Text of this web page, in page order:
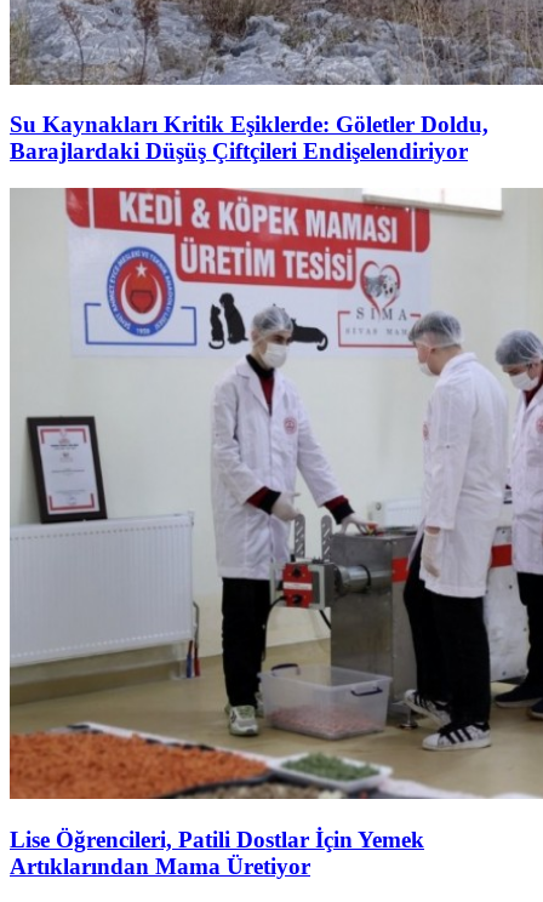
Su Kaynakları Kritik Eşiklerde: Göletler Doldu,
Barajlardaki Düşüş Çiftçileri Endişelendiriyor
Lise Öğrencileri, Patili Dostlar İçin Yemek
Artıklarından Mama Üretiyor